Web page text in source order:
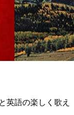
英語の楽しく歌え